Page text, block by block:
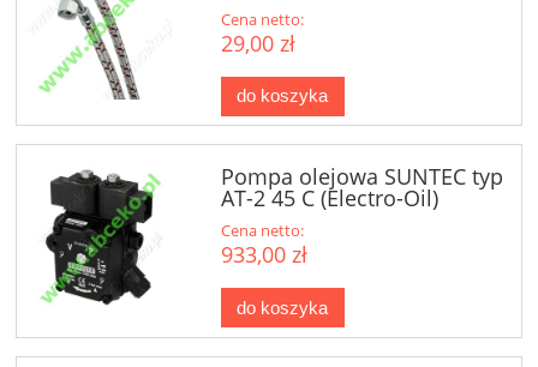
Cena netto:
29,00 zł
do koszyka
Pompa olejowa SUNTEC typ
AT-2 45 C (Electro-Oil)
Cena netto:
933,00 zł
do koszyka